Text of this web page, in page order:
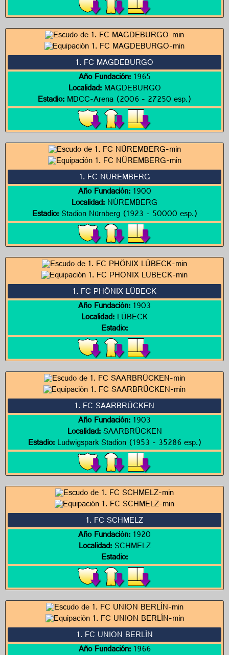
1. FC MAGDEBURGO
Año Fundación:1965
Localidad:MAGDEBURGO
Estadio:MDCC-Arena (2006 - 27250 esp.)
1. FC NÜREMBERG
Año Fundación:1900
Localidad:NÚREMBERG
Estadio:Stadion Nürnberg (1923 - 50000 esp.)
1. FC PHÖNIX LÜBECK
Año Fundación:1903
Localidad:LÜBECK
Estadio:
1. FC SAARBRÜCKEN
Año Fundación:1903
Localidad:SAARBRÜCKEN
Estadio:Ludwigspark Stadion (1953 - 35286 esp.)
1. FC SCHMELZ
Año Fundación:1920
Localidad:SCHMELZ
Estadio:
1. FC UNION BERLÍN
Año Fundación:1966